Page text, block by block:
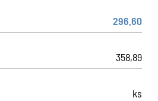
296,60
358,89
ks